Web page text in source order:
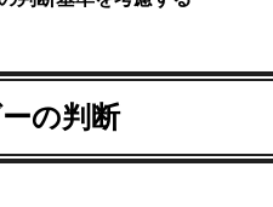
の判断